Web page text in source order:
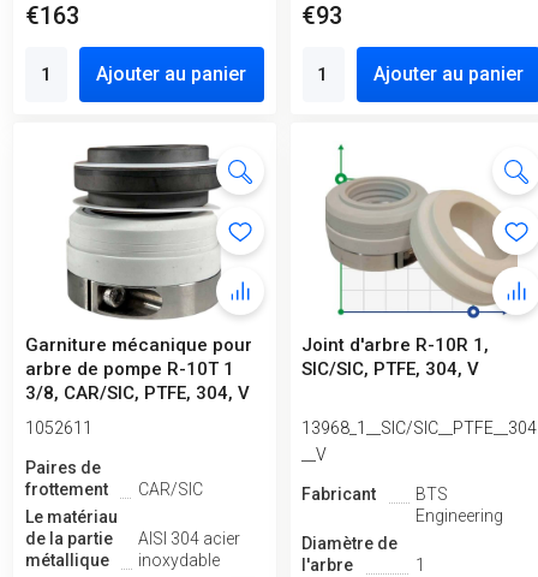
€163
Ajouter au panier
€93
Ajouter au panier
Garniture mécanique pour
arbre de pompe R-10T 1
3/8, CAR/SIC, PTFE, 304, V
1052611
Paires de
frottement
CAR/SIC
Le matériau
de la partie
métallique
AISI 304 acier
inoxydable
Joint d'arbre R-10R 1,
SIC/SIC, PTFE, 304, V
13968_1__SIC/SIC__PTFE__304
__V
Fabricant
BTS
Engineering
Diamètre de
l'arbre
1